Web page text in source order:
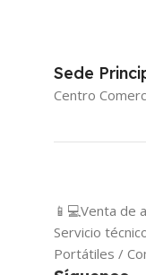
Sede
Centro
📱💻Venta de
Servicio
Portátiles /